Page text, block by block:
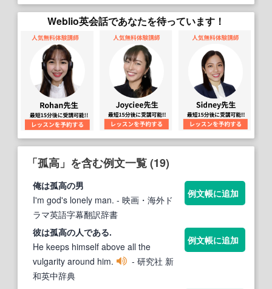
Weblio英会話であなたを待っています！
「孤高」を含む例文一覧 (19)
俺は孤高の男
I'm god's lonely man. - 映画・海外ド
ラマ英語字幕翻訳辞書
例文帳に追加
彼は孤高の人である.
He keeps himself above all the
vulgarity around him.
- 研究社 新
和英中辞典
例文帳に追加